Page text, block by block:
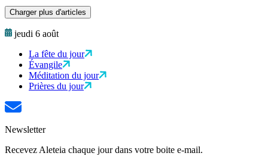
Charger plus d'articles
jeudi 6 août
La fête du jour
Évangile
Méditation du jour
Prières du jour
Newsletter
Recevez Aleteia chaque jour dans votre boite e-mail.